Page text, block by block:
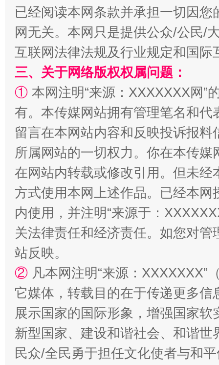
解纷+调解+退费，一次搞定
站台名比不上好声名
漫山遍野的桃花与雪山、麦地、白藏房
已经阅读本网条款并承担一切因
网无关。本网只是提供公众/公民/
互联网法律法规及行业规定和国
三、关于网络版权权属问题：
① 本网注明“来源：XXXXXXX网”
有。本传媒网站拥有管理笔名和
留言在本网站内容和反映投诉报
所属网站的一切权力。你在本传
在网站内转载或修改引用。但未
方式使用本网上述作品。已经本
内使用，并注明“来源于：
关法律责任和经济责任。如您对
站反映。
② 凡本网注明“来源：
它媒体，转载目的在于传递更多
展示国家的国际形象，增强国家
新型国家、建设和谐社会、和谐
民众/全民勇于担任文化使者与和